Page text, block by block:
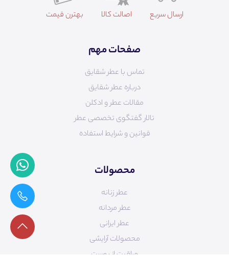
ارسال سریع اصالت کالا بهترن قیمت
صفحات مهم
تماس با عطر شقایق
درباره عطر شقایق
مقالات عطر و ادکلن
تالار گفتگوی تخصصی عطر
قوانین و شرایط استفاده
محصولات
عطر زنانه
عطر مردانه
عطر ایرانی
محصولات آرایشی
مراقبت از پوست